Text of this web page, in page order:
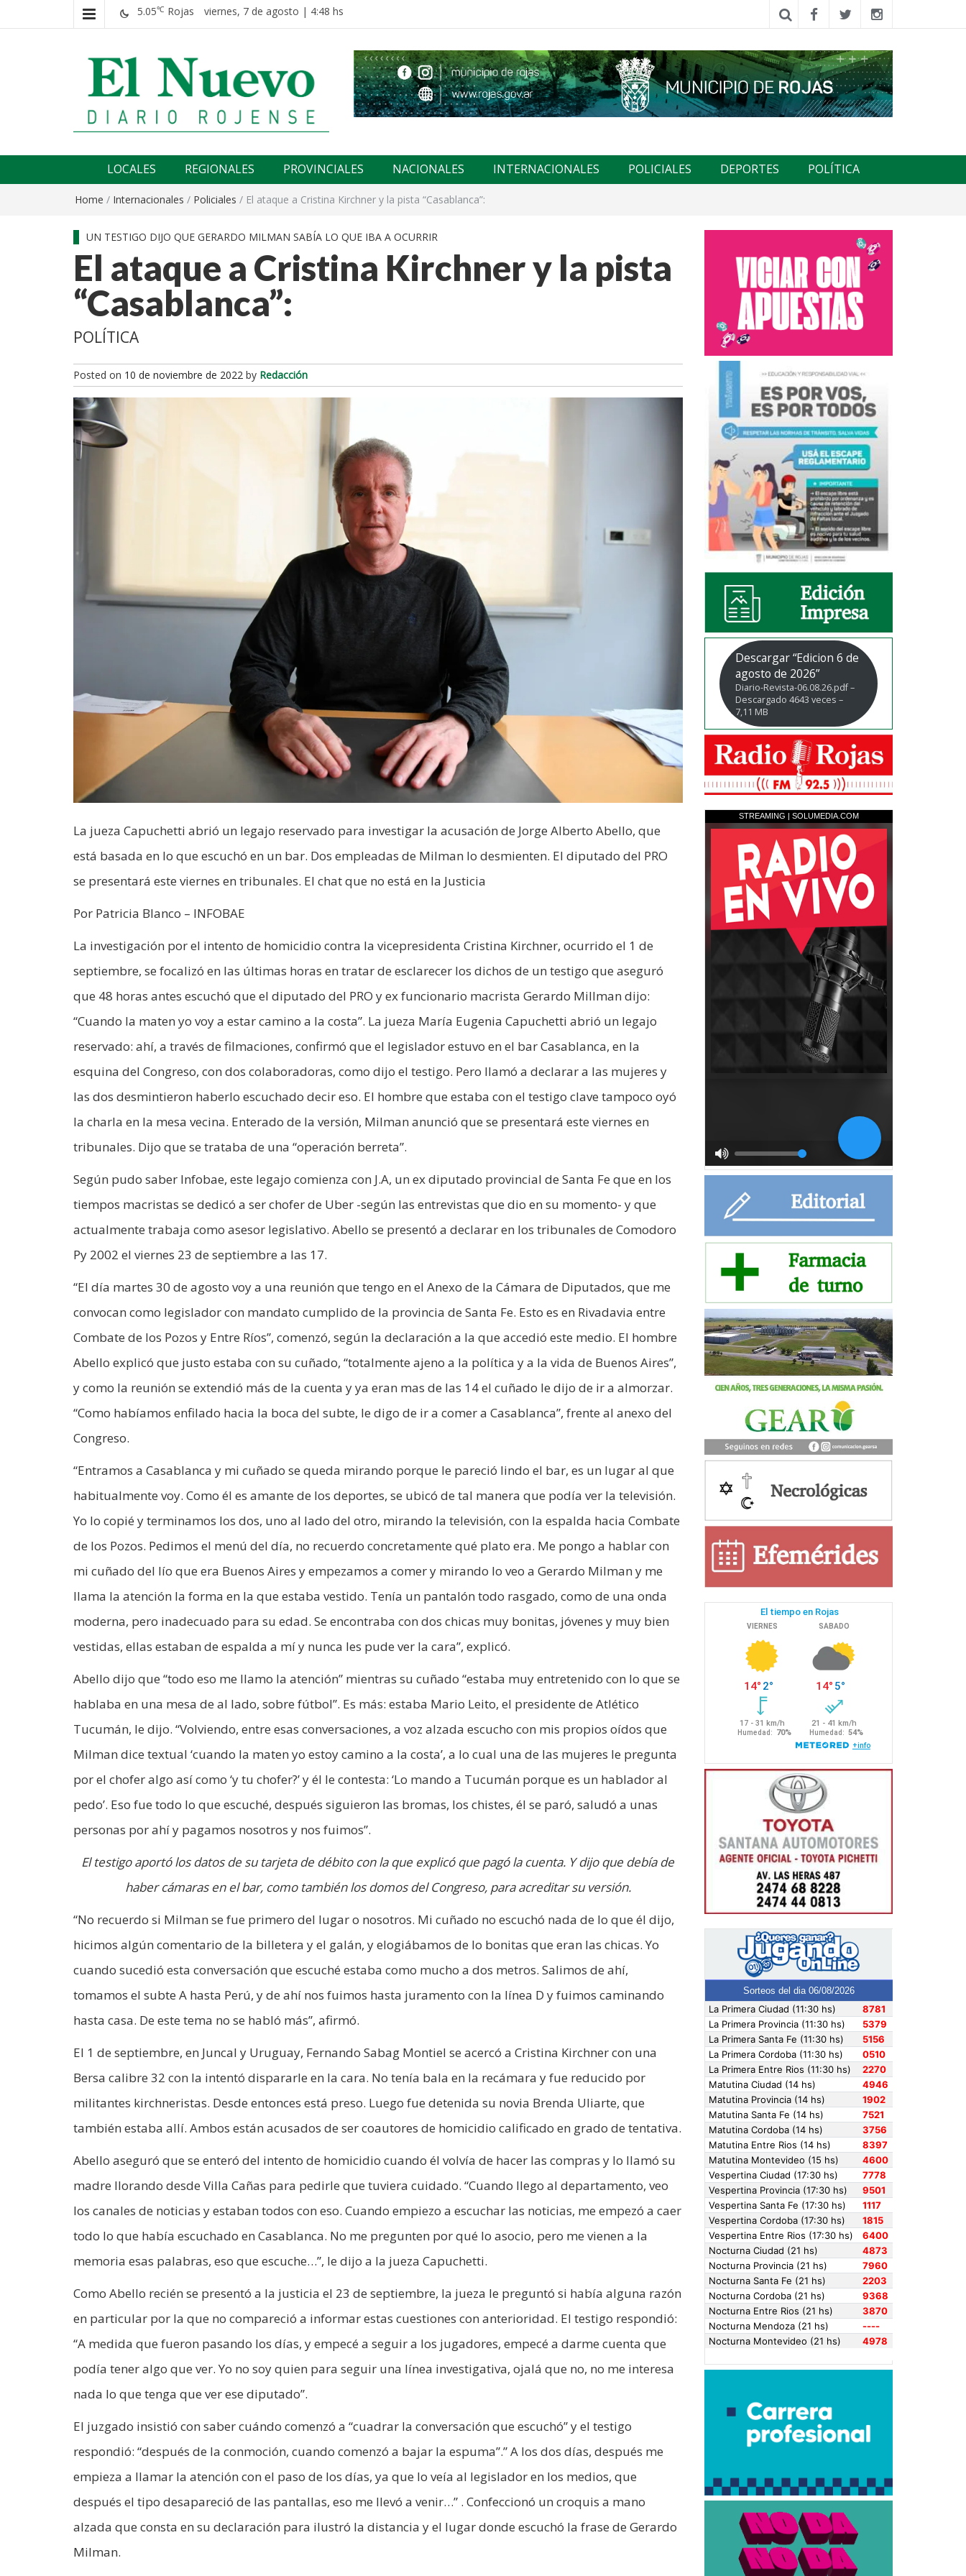
5.05℃ Rojas viernes, 7 de agosto | 4:48 hs
El nuevo rojense
LOCALES REGIONALES PROVINCIALES NACIONALES INTERNACIONALES POLICIALES DEPORTES POLÍTICA
Home / Internacionales / Policiales / El ataque a Cristina Kirchner y la pista “Casablanca”:
UN TESTIGO DIJO QUE GERARDO MILMAN SABÍA LO QUE IBA A OCURRIR
El ataque a Cristina Kirchner y la pista
“Casablanca”:
POLÍTICA
Posted on 10 de noviembre de 2022 by Redacción
La jueza Capuchetti abrió un legajo reservado para investigar la acusación de Jorge Alberto Abello, que
está basada en lo que escuchó en un bar. Dos empleadas de Milman lo desmienten. El diputado del PRO
se presentará este viernes en tribunales. El chat que no está en la Justicia
Por Patricia Blanco – INFOBAE
La investigación por el intento de homicidio contra la vicepresidenta Cristina Kirchner, ocurrido el 1 de
septiembre, se focalizó en las últimas horas en tratar de esclarecer los dichos de un testigo que aseguró
que 48 horas antes escuchó que el diputado del PRO y ex funcionario macrista Gerardo Millman dijo:
“Cuando la maten yo voy a estar camino a la costa”. La jueza María Eugenia Capuchetti abrió un legajo
reservado: ahí, a través de filmaciones, confirmó que el legislador estuvo en el bar Casablanca, en la
esquina del Congreso, con dos colaboradoras, como dijo el testigo. Pero llamó a declarar a las mujeres y
las dos desmintieron haberlo escuchado decir eso. El hombre que estaba con el testigo clave tampoco oyó
la charla en la mesa vecina. Enterado de la versión, Milman anunció que se presentará este viernes en
tribunales. Dijo que se trataba de una “operación berreta”.
Según pudo saber Infobae, este legajo comienza con J.A, un ex diputado provincial de Santa Fe que en los
tiempos macristas se dedicó a ser chofer de Uber -según las entrevistas que dio en su momento- y que
actualmente trabaja como asesor legislativo. Abello se presentó a declarar en los tribunales de Comodoro
Py 2002 el viernes 23 de septiembre a las 17.
“El día martes 30 de agosto voy a una reunión que tengo en el Anexo de la Cámara de Diputados, que me
convocan como legislador con mandato cumplido de la provincia de Santa Fe. Esto es en Rivadavia entre
Combate de los Pozos y Entre Ríos”, comenzó, según la declaración a la que accedió este medio. El hombre
Abello explicó que justo estaba con su cuñado, “totalmente ajeno a la política y a la vida de Buenos Aires”,
y como la reunión se extendió más de la cuenta y ya eran mas de las 14 el cuñado le dijo de ir a almorzar.
“Como habíamos enfilado hacia la boca del subte, le digo de ir a comer a Casablanca”, frente al anexo del
Congreso.
“Entramos a Casablanca y mi cuñado se queda mirando porque le pareció lindo el bar, es un lugar al que
habitualmente voy. Como él es amante de los deportes, se ubicó de tal manera que podía ver la televisión.
Yo lo copié y terminamos los dos, uno al lado del otro, mirando la televisión, con la espalda hacia Combate
de los Pozos. Pedimos el menú del día, no recuerdo concretamente qué plato era. Me pongo a hablar con
mi cuñado del lío que era Buenos Aires y empezamos a comer y mirando lo veo a Gerardo Milman y me
llama la atención la forma en la que estaba vestido. Tenía un pantalón todo rasgado, como de una onda
moderna, pero inadecuado para su edad. Se encontraba con dos chicas muy bonitas, jóvenes y muy bien
vestidas, ellas estaban de espalda a mí y nunca les pude ver la cara”, explicó.
Abello dijo que “todo eso me llamo la atención” mientras su cuñado “estaba muy entretenido con lo que se
hablaba en una mesa de al lado, sobre fútbol”. Es más: estaba Mario Leito, el presidente de Atlético
Tucumán, le dijo. “Volviendo, entre esas conversaciones, a voz alzada escucho con mis propios oídos que
Milman dice textual ‘cuando la maten yo estoy camino a la costa’, a lo cual una de las mujeres le pregunta
por el chofer algo así como ‘y tu chofer?’ y él le contesta: ‘Lo mando a Tucumán porque es un hablador al
pedo’. Eso fue todo lo que escuché, después siguieron las bromas, los chistes, él se paró, saludó a unas
personas por ahí y pagamos nosotros y nos fuimos”.
El testigo aportó los datos de su tarjeta de débito con la que explicó que pagó la cuenta. Y dijo que debía de
haber cámaras en el bar, como también los domos del Congreso, para acreditar su versión.
“No recuerdo si Milman se fue primero del lugar o nosotros. Mi cuñado no escuchó nada de lo que él dijo,
hicimos algún comentario de la billetera y el galán, y elogiábamos de lo bonitas que eran las chicas. Yo
cuando sucedió esta conversación que escuché estaba como mucho a dos metros. Salimos de ahí,
tomamos el subte A hasta Perú, y de ahí nos fuimos hasta juramento con la línea D y fuimos caminando
hasta casa. De este tema no se habló más”, afirmó.
El 1 de septiembre, en Juncal y Uruguay, Fernando Sabag Montiel se acercó a Cristina Kirchner con una
Bersa calibre 32 con la intentó dispararle en la cara. No tenía bala en la recámara y fue reducido por
militantes kirchneristas. Desde entonces está preso. Luego fue detenida su novia Brenda Uliarte, que
también estaba allí. Ambos están acusados de ser coautores de homicidio calificado en grado de tentativa.
Abello aseguró que se enteró del intento de homicidio cuando él volvía de hacer las compras y lo llamó su
madre llorando desde Villa Cañas para pedirle que tuviera cuidado. “Cuando llego al departamento, veo
los canales de noticias y estaban todos con eso. Cuando empiezo a escuchar las noticias, me empezó a caer
todo lo que había escuchado en Casablanca. No me pregunten por qué lo asocio, pero me vienen a la
memoria esas palabras, eso que escuche…”, le dijo a la jueza Capuchetti.
Como Abello recién se presentó a la justicia el 23 de septiembre, la jueza le preguntó si había alguna razón
en particular por la que no compareció a informar estas cuestiones con anterioridad. El testigo respondió:
“A medida que fueron pasando los días, y empecé a seguir a los jugadores, empecé a darme cuenta que
podía tener algo que ver. Yo no soy quien para seguir una línea investigativa, ojalá que no, no me interesa
nada lo que tenga que ver ese diputado”.
El juzgado insistió con saber cuándo comenzó a “cuadrar la conversación que escuchó” y el testigo
respondió: “después de la conmoción, cuando comenzó a bajar la espuma”.” A los dos días, después me
empieza a llamar la atención con el paso de los días, ya que lo veía al legislador en los medios, que
después el tipo desapareció de las pantallas, eso me llevó a venir…” . Confeccionó un croquis a mano
alzada que consta en su declaración para ilustró la distancia y el lugar donde escuchó la frase de Gerardo
Milman.
Descargar “Edicion 6 de
agosto de 2026”
Diario-Revista-06.08.26.pdf –
Descargado 4643 veces –
7,11 MB